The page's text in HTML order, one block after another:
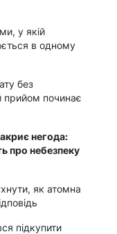
у якій
в одному
без
прийом починає
негода:
про небезпеку
як атомна
підкупити